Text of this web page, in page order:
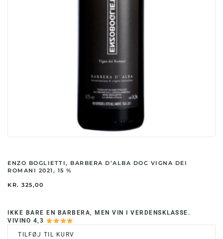
ENZO BOGLIETTI, BARBERA D’ALBA DOC VIGNA DEI
ROMANI 2021, 15 %
KR. 325,00
IKKE BARE EN BARBERA, MEN VIN I VERDENSKLASSE.
VIVINO 4,3
TILFØJ TIL KURV